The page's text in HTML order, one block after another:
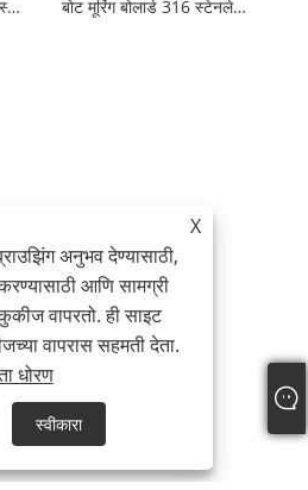
बोट मूरिंग क्लीट बोलार्ड 316 स्टेनलेस स्टील डॉक बोलार्ड क्लॉ बोलार्ड बोट मूरिंग बोलार्ड 316 स्टेनलेस स्टील डॉक बोलार्ड क्लॉ बोलार्ड
X
अनुभव देण्यासाठी,
आणि सामग्री
वापरतो. ही साइट
वापरास सहमती देता.
धोरण
स्वीकारा